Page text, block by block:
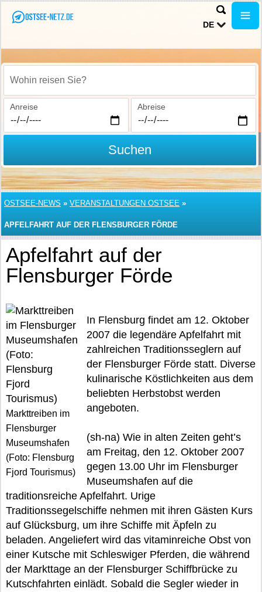
DE
Wohin reisen Sie?
Anreise Abreise
Suchen
OSTSEE-NEWS » VERANSTALTUNGEN OSTSEE »
APFELFAHRT AUF DER FLENSBURGER FÖRDE
Apfelfahrt auf der
Flensburger Förde
Markttreiben im
Flensburger
Museumshafen
(Foto: Flensburg
Fjord Tourismus)
In Flensburg findet am 12. Oktober
2007 die legendäre Apfelfahrt mit
zahlreichen Traditionsseglern auf
der Flensburger Förde statt. Diverse
kulinarische Köstlichkeiten aus dem
beliebten Herbstobst werden
angeboten.
(sh-na) Wie in alten Zeiten geht’s
am Freitag, den 12. Oktober 2007
gegen 13.00 Uhr im Flensburger
Museumshafen auf die
traditionsreiche Apfelfahrt. Urige
Traditionssegelschiffe nehmen mit ihren Gästen Kurs
auf Glücksburg, um ihre Schiffe mit Äpfeln zu
beladen. Angeliefert wird das vitaminreiche Obst von
einer Kutsche mit Schleswiger Pferden, die während
der Markttage an der Flensburger Schiffbrücke zu
Kutschfahrten einlädt. Sobald die Segler wieder in